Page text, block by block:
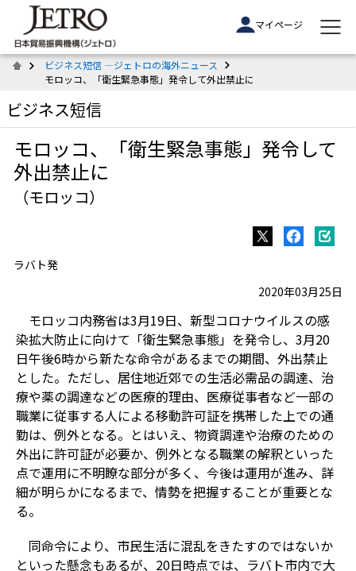
マイページ
ビジネス短信 ―ジェトロの海外ニュース
モロッコ、「衛生緊急事態」発令して外出禁止に
ビジネス短信
モロッコ、「衛生緊急事態」発令して
外出禁止に
（モロッコ）
ラバト発
2020年03月25日
モロッコ内務省は3月19日、新型コロナウイルスの感
染拡大防止に向けて「衛生緊急事態」を発令し、3月20
日午後6時から新たな命令があるまでの期間、外出禁止
とした。ただし、居住地近郊での生活必需品の調達、治
療や薬の調達などの医療的理由、医療従事者など一部の
職業に従事する人による移動許可証を携帯した上での通
勤は、例外となる。とはいえ、物資調達や治療のための
外出に許可証が必要か、例外となる職業の解釈といった
点で運用に不明瞭な部分が多く、今後は運用が進み、詳
細が明らかになるまで、情勢を把握することが重要とな
る。
同命令により、市民生活に混乱をきたすのではないか
といった懸念もあるが、20日時点では、ラバト市内で大